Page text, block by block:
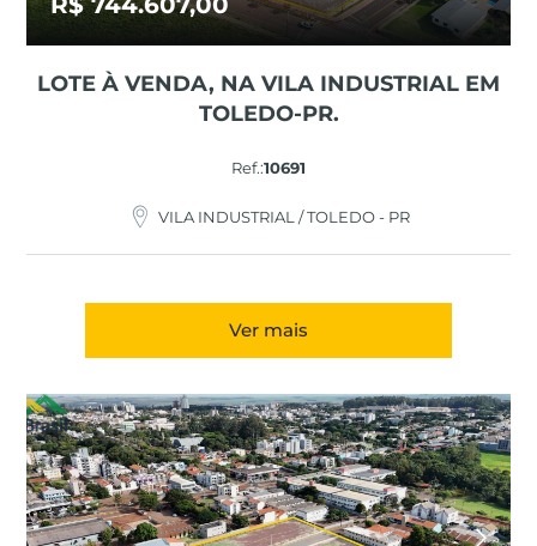
LOTE À VENDA, NA VILA INDUSTRIAL EM
TOLEDO-PR.
Ref.:10691
VILA INDUSTRIAL / TOLEDO - PR
Ver mais